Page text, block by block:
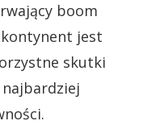
boom
jest
skutki